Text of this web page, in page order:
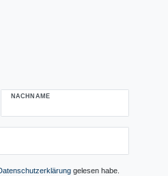
NACHNAME
gelesen habe.